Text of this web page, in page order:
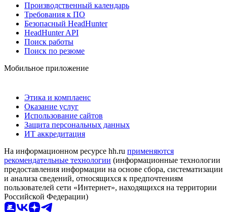
Производственный календарь
Требования к ПО
Безопасный HeadHunter
HeadHunter API
Поиск работы
Поиск по резюме
Мобильное приложение
Этика и комплаенс
Оказание услуг
Использование сайтов
Защита персональных данных
ИТ аккредитация
На информационном ресурсе hh.ru применяются
рекомендательные технологии (информационные технологии
предоставления информации на основе сбора, систематизации
и анализа сведений, относящихся к предпочтениям
пользователей сети «Интернет», находящихся на территории
Российской Федерации)